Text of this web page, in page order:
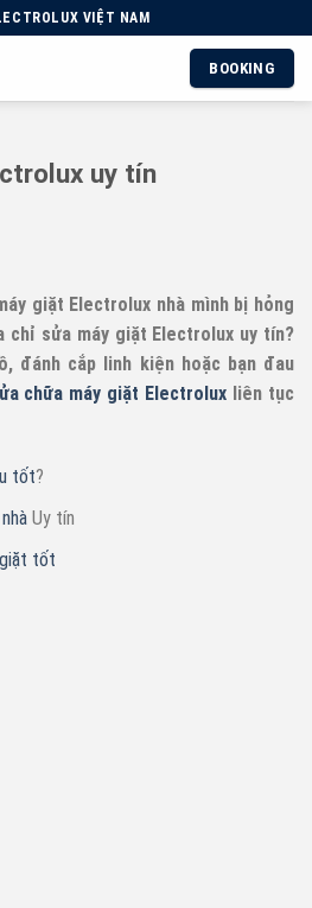
VIỆT NAM
BOOKING
uy tín
giặt Electrolux nhà mình bị hỏng
chỉ sửa máy giặt Electrolux uy tín?
đánh cắp linh kiện hoặc bạn đau
chữa máy giặt Electrolux liên tục
tốt?
Uy tín
tốt